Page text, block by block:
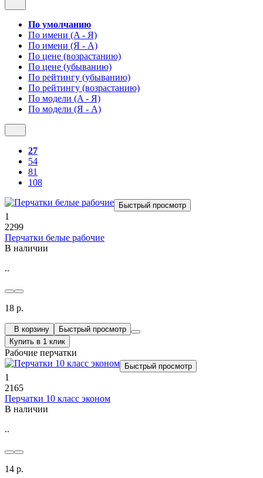
По умолчанию
По имени (A - Я)
По имени (Я - A)
По цене (возрастанию)
По цене (убыванию)
По рейтингу (убыванию)
По рейтингу (возрастанию)
По модели (A - Я)
По модели (Я - A)
27
54
81
108
Быстрый просмотр
1
2299
Перчатки белые рабочие
В наличии
..
18 р.
В корзину
Быстрый просмотр
Купить в 1 клик
Рабочие перчатки
Быстрый просмотр
1
2165
Перчатки 10 класс эконом
В наличии
..
14 р.